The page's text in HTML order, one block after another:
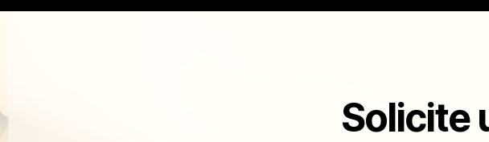
Solicite